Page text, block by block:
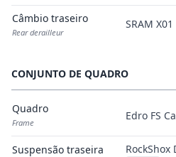
Câmbio traseiro
Rear derailleur
SRAM
CONJUNTO DE QUADRO
Quadro
Frame
Edro FS
Suspensão traseira